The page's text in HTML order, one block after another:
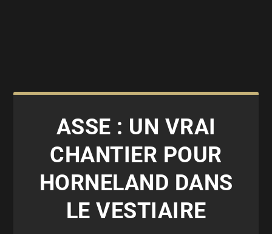
ASSE : UN VRAI
CHANTIER POUR
HORNELAND DANS
LE VESTIAIRE